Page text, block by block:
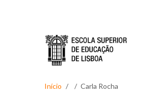
Início Carla Rocha